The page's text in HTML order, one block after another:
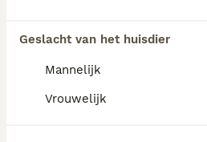
Geslacht van het huisdier
Mannelijk
Vrouwelijk
herder?
De gemiddelde prijs voor
€515 maar dit kan variëren
van de fokker en de locatie.